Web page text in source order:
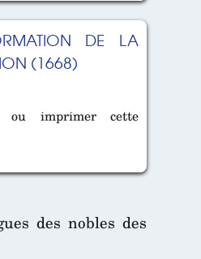
DE LA
(1668)
ou imprimer cette
des nobles des